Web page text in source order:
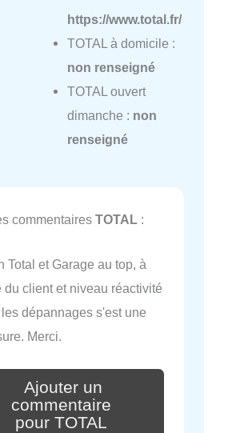
https://www.total.fr/
TOTAL à domicile :
non renseigné
TOTAL ouvert
dimanche : non
renseigné
commentaires TOTAL :
Total et Garage au top, à
du client et niveau réactivité
dépannages s'est une
Merci.
Ajouter un
commentaire
pour TOTAL